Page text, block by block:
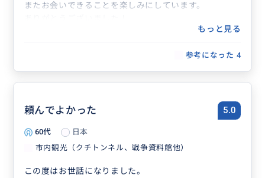
またお会いできることを楽しみにしています。
もっと見る
参考になった 4
頼んでよかった 5.0
60代
日本
市内観光（クチトンネル、戦争資料館他）
この度はお世話になりました。